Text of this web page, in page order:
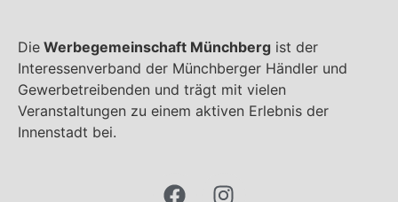
Die Werbegemeinschaft Münchberg ist der
Interessenverband der Münchberger Händler und
Gewerbetreibenden und trägt mit vielen
Veranstaltungen zu einem aktiven Erlebnis der
Innenstadt bei.